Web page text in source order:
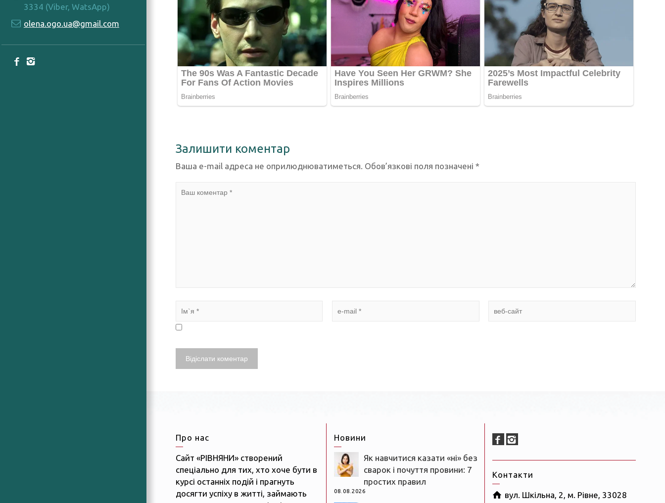
3334 (Viber, WatsApp)
olena.ogo.ua@gmail.com
Залишити коментар
Ваша e-mail адреса не оприлюднюватиметься. Обов’язкові поля позначені *
Про нас
Сайт «РІВНЯНИ» створений
спеціально для тих, хто хоче бути в
курсі останніх подій і прагнуть
досягти успіху в житті, займають
Новини
Як навчитися казати «ні» без
сварок і почуття провини: 7
простих правил
08.08.2026
Контакти
вул. Шкільна, 2, м. Рівне, 33028